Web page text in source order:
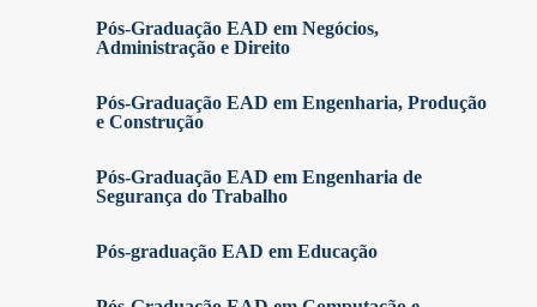
Pós-Graduação EAD em Negócios,
Administração e Direito
Pós-Graduação EAD em Engenharia, Produção
e Construção
Pós-Graduação EAD em Engenharia de
Segurança do Trabalho
Pós-graduação EAD em Educação